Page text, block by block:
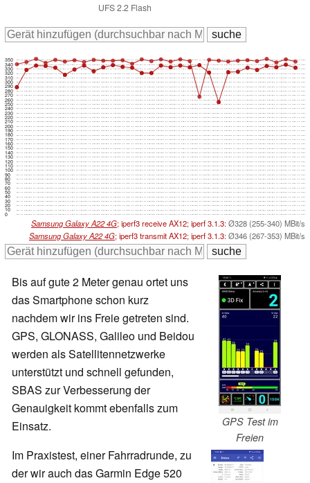
UFS 2.2 Flash
0
10
20
30
40
50
60
70
80
90
100
110
120
130
140
150
160
170
180
190
200
210
220
230
240
250
260
270
280
290
300
310
320
330
340
350
Samsung Galaxy A22 4G; iperf3 receive AX12; iperf 3.1.3:Ø328 (255-340) MBit/s
Samsung Galaxy A22 4G; iperf3 transmit AX12; iperf 3.1.3:Ø346 (267-353) MBit/s
GPS Test im
Freien
Bis auf gute 2 Meter genau ortet uns
das Smartphone schon kurz
nachdem wir ins Freie getreten sind.
GPS, GLONASS, Galileo und Beidou
werden als Satellitennetzwerke
unterstützt und schnell gefunden,
SBAS zur Verbesserung der
Genauigkeit kommt ebenfalls zum
Einsatz.
Im Praxistest, einer Fahrradrunde, zu
der wir auch das Garmin Edge 520